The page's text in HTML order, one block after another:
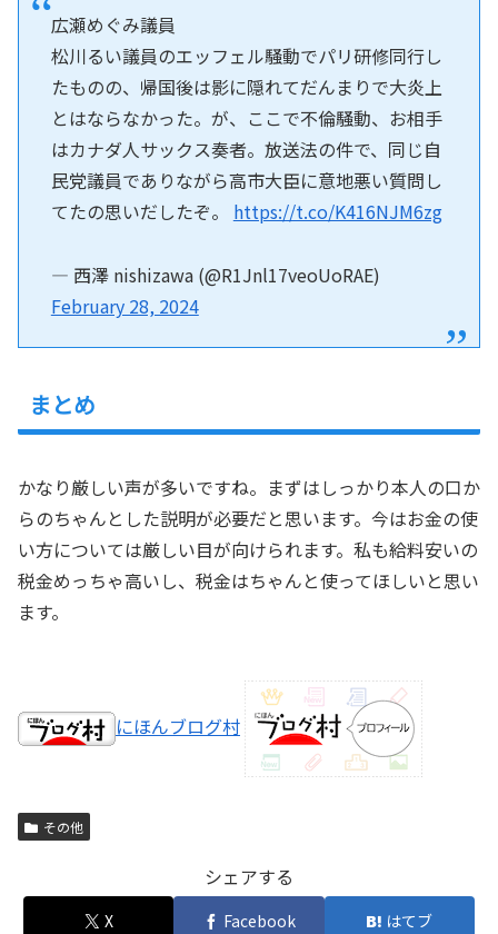
広瀬めぐみ議員
松川るい議員のエッフェル騒動でパリ研修同行し
たものの、帰国後は影に隠れてだんまりで大炎上
とはならなかった。が、ここで不倫騒動、お相手
はカナダ人サックス奏者。放送法の件で、同じ自
民党議員でありながら高市大臣に意地悪い質問し
てたの思いだしたぞ。 https://t.co/K416NJM6zg
— 西澤 nishizawa (@R1Jnl17veoUoRAE)
February 28, 2024
まとめ
かなり厳しい声が多いですね。まずはしっかり本人の口か
らのちゃんとした説明が必要だと思います。今はお金の使
い方については厳しい目が向けられます。私も給料安いの
税金めっちゃ高いし、税金はちゃんと使ってほしいと思い
ます。
にほんブログ村
その他
シェアする
X Facebook はてブ